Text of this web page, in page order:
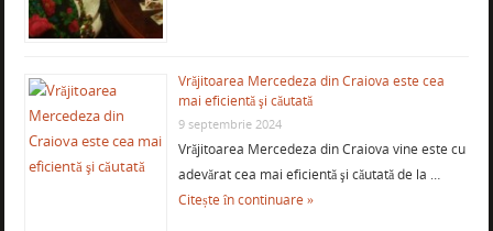
Vrăjitoarea Mercedeza din Craiova este cea
mai eficientă şi căutată
9 septembrie 2024
Vrăjitoarea Mercedeza din Craiova vine este cu
adevărat cea mai eficientă şi căutată de la …
Citește în continuare »